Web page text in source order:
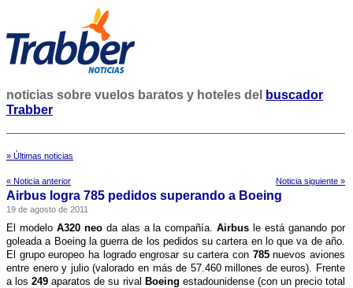
noticias sobre vuelos baratos y hoteles del
buscador
Trabber
» Últimas noticias
« Noticia anterior Noticia siguiente »
Airbus logra 785 pedidos superando a Boeing
19 de agosto de 2011
El modelo A320 neoda alas a la compañí­a.Airbus le está ganando por
goleada a Boeing la guerra de los pedidos su cartera en lo que va de año.
El grupo europeo ha logrado engrosar su cartera con 785nuevos aviones
entre enero y julio (valorado en más de 57.460 millones de euros). Frente
a los249 aparatos de su rival Boeing estadounidense (con un precio total